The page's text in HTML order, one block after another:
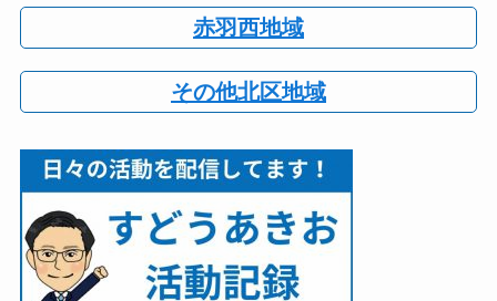
赤羽西地域
その他北区地域